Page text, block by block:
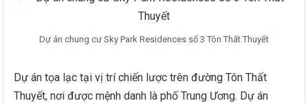
Dự án chung cư Sky Park Residences số 3 Tôn Thất Thuyết
Dự án tọa lạc tại vị trí chiến lược trên đường Tôn Thất
Thuyết, nơi được mệnh danh là phố Trung Ương. Dự án